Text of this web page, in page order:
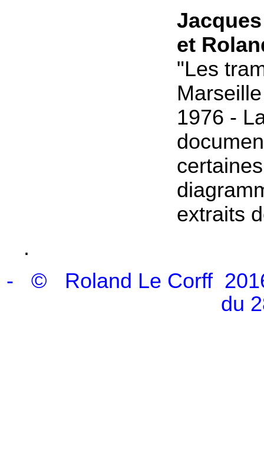
et
"Les
1976 -
extraits
.
- © Roland Le Corff
du